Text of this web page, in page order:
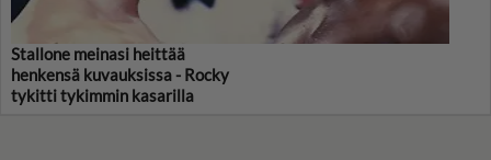
Stallone meinasi heittää
henkensä kuvauksissa - Rocky
tykitti tykimmin kasarilla